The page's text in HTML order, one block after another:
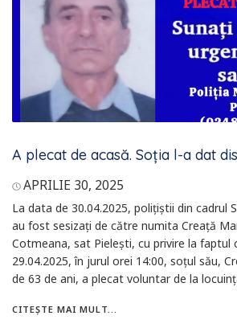
A plecat de acasă. Soția l-a dat
APRILIE 30, 2025
La data de 30.04.2025, polițiștii din cadrul
au fost sesizați de către numita Creață
Cotmeana, sat Pielești, cu privire la faptul
29.04.2025, în jurul orei 14:00, soțul său,
de 63 de ani, a plecat voluntar de la
CITEȘTE MAI MULT...